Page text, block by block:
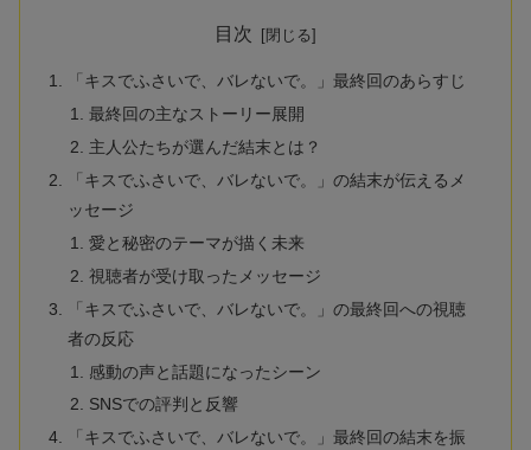
目次
「キスでふさいで、バレないで。」最終回のあらすじ
最終回の主なストーリー展開
主人公たちが選んだ結末とは？
「キスでふさいで、バレないで。」の結末が伝えるメ
ッセージ
愛と秘密のテーマが描く未来
視聴者が受け取ったメッセージ
「キスでふさいで、バレないで。」の最終回への視聴
者の反応
感動の声と話題になったシーン
SNSでの評判と反響
「キスでふさいで、バレないで。」最終回の結末を振